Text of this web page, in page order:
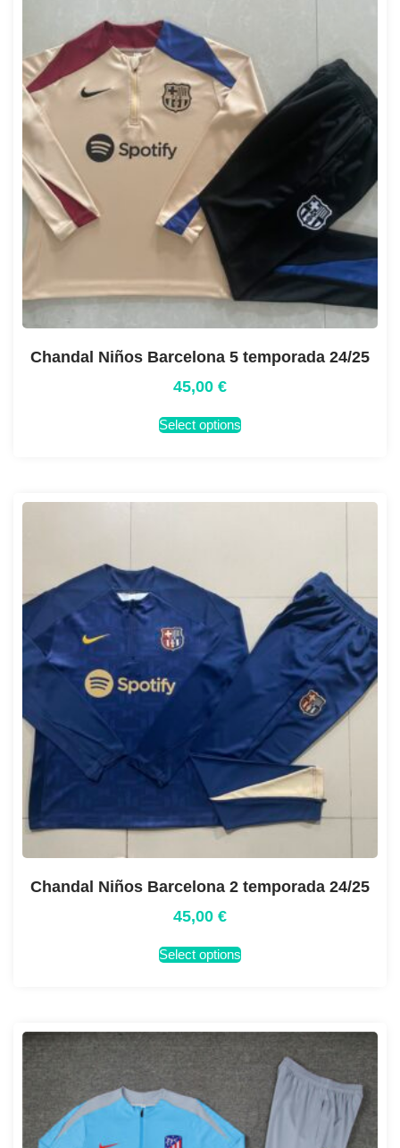
Chandal Niños Barcelona 5 temporada 24/25
45,00 €
Select options
Chandal Niños Barcelona 2 temporada 24/25
45,00 €
Select options